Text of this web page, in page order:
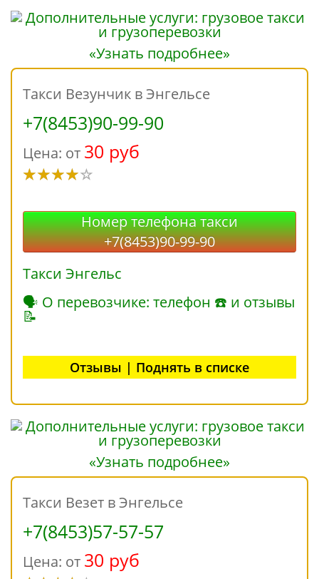
«Узнать подробнее»
Такси Везунчик в Энгельсе
+7(8453)90-99-90
Цена: от 30 руб
Номер телефона такси
+7(8453)90-99-90
Такси Энгельс
🗣 О перевозчике: телефон ☎ и отзывы
📝
Отзывы | Поднять в списке
«Узнать подробнее»
Такси Везет в Энгельсе
+7(8453)57-57-57
Цена: от 30 руб